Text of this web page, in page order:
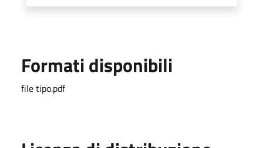
Formati disponibili
file tipo.pdf